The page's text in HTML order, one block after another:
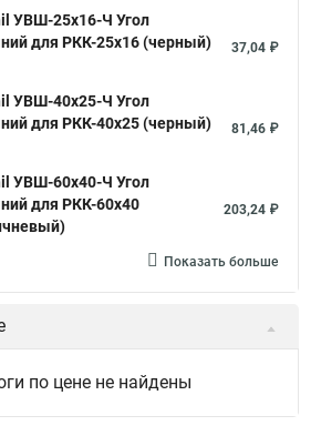
УВШ-25х16-Ч Угол
для РКК-25х16 (черный)
37,04 ₽
УВШ-40х25-Ч Угол
для РКК-40х25 (черный)
81,46 ₽
УВШ-60х40-Ч Угол
для РКК-60х40
203,24 ₽
Показать больше
по цене не найдены